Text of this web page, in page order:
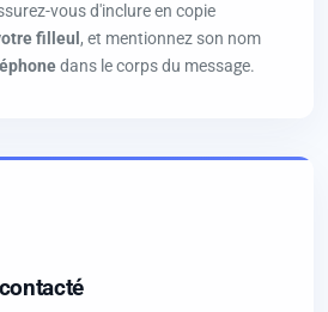
vous d'inclure en copie
filleul , et mentionnez son nom
dans le corps du message.